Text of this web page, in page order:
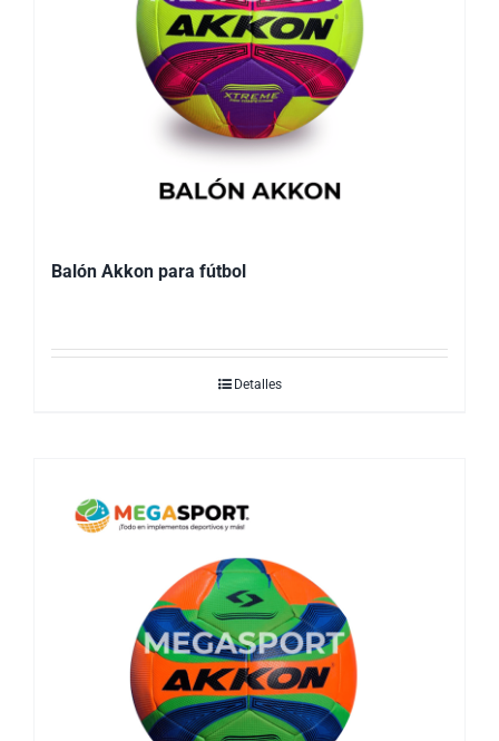
Balón Akkon para fútbol
Detalles